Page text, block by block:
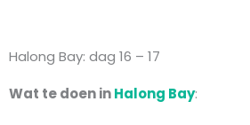
Halong Bay: dag 16 – 17
Wat te doen inHalong Bay: